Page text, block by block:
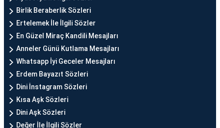
Birlik Beraberlik Sözleri
Ertelemek İle İlgili Sözler
En Güzel Miraç Kandili Mesajları
Anneler Günü Kutlama Mesajları
Whatsapp İyi Geceler Mesajları
Erdem Bayazıt Sözleri
Dini İnstagram Sözleri
Kısa Aşk Sözleri
Dini Aşk Sözleri
Değer İle İlgili Sözler